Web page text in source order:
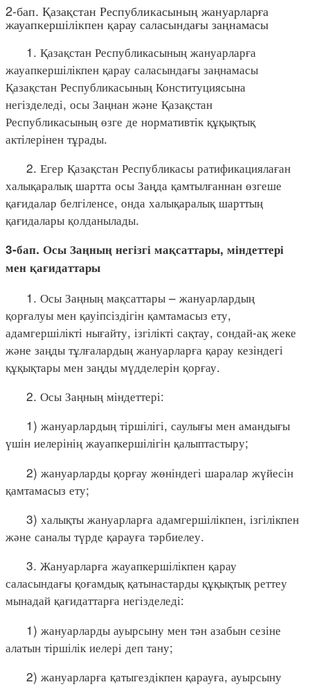
2-бап. Қазақстан Республикасының жануарларға
жауапкершілікпен қарау саласындағы заңнамасы
1. Қазақстан Республикасының жануарларға
жауапкершілікпен қарау саласындағы заңнамасы
Қазақстан Республикасының Конституциясына
негізделеді, осы Заңнан және Қазақстан
Республикасының өзге де нормативтік құқықтық
актілерінен тұрады.
2. Егер Қазақстан Республикасы ратификациялаған
халықаралық шартта осы Заңда қамтылғаннан өзгеше
қағидалар белгіленсе, онда халықаралық шарттың
қағидалары қолданылады.
3-бап. Осы Заңның негізгі мақсаттары, міндеттері
мен қағидаттары
1. Осы Заңның мақсаттары – жануарлардың
қорғалуы мен қауіпсіздігін қамтамасыз ету,
адамгершілікті нығайту, ізгілікті сақтау, сондай-ақ жеке
және заңды тұлғалардың жануарларға қарау кезіндегі
құқықтары мен заңды мүдделерін қорғау.
2. Осы Заңның міндеттері:
1) жануарлардың тіршілігі, саулығы мен амандығы
үшін иелерінің жауапкершілігін қалыптастыру;
2) жануарларды қорғау жөніндегі шаралар жүйесін
қамтамасыз ету;
3) халықты жануарларға адамгершілікпен, ізгілікпен
және саналы түрде қарауға тәрбиелеу.
3. Жануарларға жауапкершілікпен қарау
саласындағы қоғамдық қатынастарды құқықтық реттеу
мынадай қағидаттарға негізделеді:
1) жануарларды ауырсыну мен тән азабын сезіне
алатын тіршілік иелері деп тану;
2) жануарларға қатыгездікпен қарауға, ауырсыну